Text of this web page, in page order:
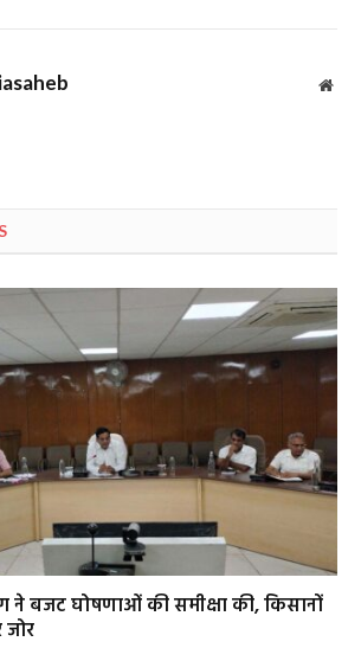
ने बजट घोषणाओं की समीक्षा की, किसानों